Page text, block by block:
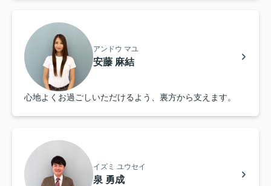
アンドウ マユ
安藤 麻結
心地よくお過ごしいただけるよう、裏方から支えます。
イズミ ユウセイ
泉 勇成